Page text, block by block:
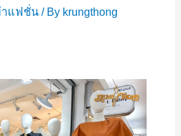
าแฟชั่น / By krungthong